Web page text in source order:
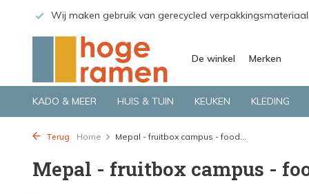
Wij maken gebruik van gerecycled verpakkingsmateriaal
De winkel Merken
KADO & MEER HUIS & TUIN KEUKEN KLEDING
Terug Home Mepal - fruitbox campus - food...
Mepal - fruitbox campus -